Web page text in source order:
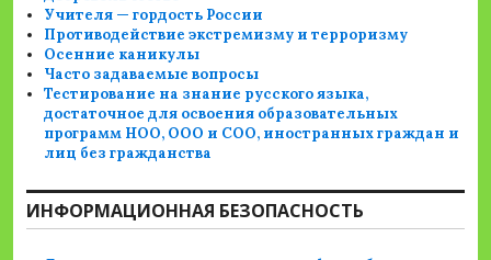
Учителя — гордость России
Противодействие экстремизму и терроризму
Осенние каникулы
Часто задаваемые вопросы
Тестирование на знание русского языка,
достаточное для освоения образовательных
программ НОО, ООО и СОО, иностранных граждан и
лиц без гражданства
ИНФОРМАЦИОННАЯ БЕЗОПАСНОСТЬ